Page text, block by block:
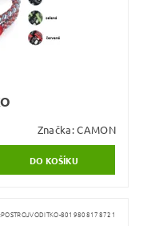
Značka:CAMON
POSTROJVODITKO-8019808178721